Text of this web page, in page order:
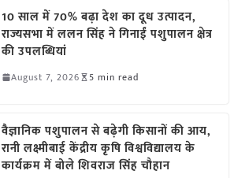
10 साल में 70% बढ़ा देश का दूध उत्पादन,
राज्यसभा में ललन सिंह ने गिनाईं पशुपालन क्षेत्र
की उपलब्धियां
August 7, 2026 5 min read
वैज्ञानिक पशुपालन से बढ़ेगी किसानों की आय,
रानी लक्ष्मीबाई केंद्रीय कृषि विश्वविद्यालय के
कार्यक्रम में बोले शिवराज सिंह चौहान